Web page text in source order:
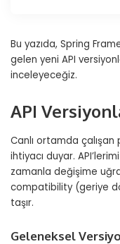
Bu yazıda, Spring
gelen yeni API
inceleyeceğiz.
API
Canlı ortamda
ihtiyacı duyar.
zamanla değişime
compatibility (geriye
taşır.
Geleneksel